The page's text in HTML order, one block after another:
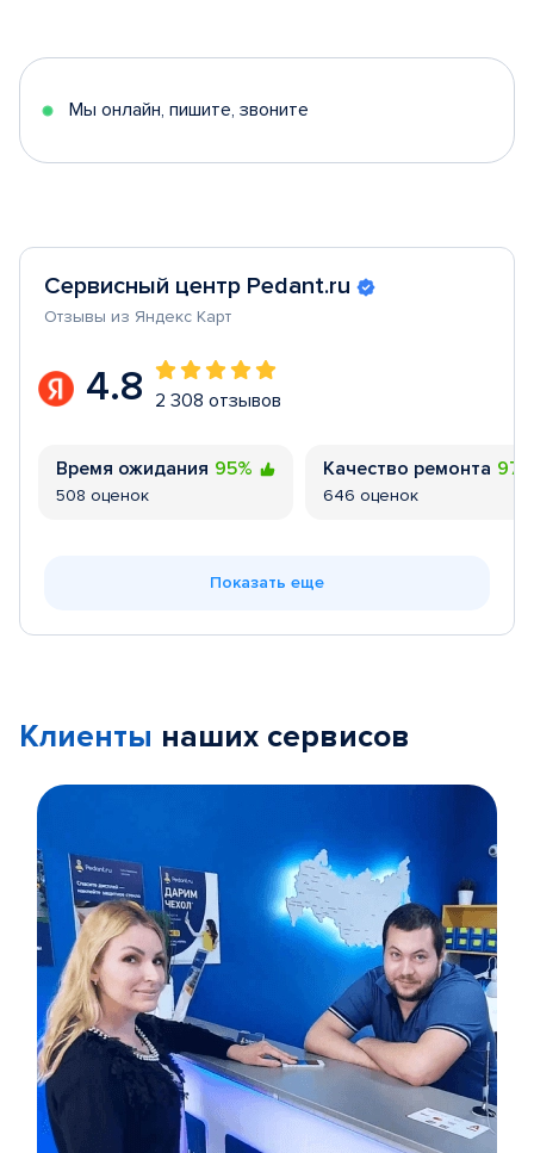
5
Мы онлайн, пишите, звоните
Сервисный центр Pedant.ru
Отзывы из Яндекс Карт
4.8 2 308 отзывов
Время ожидания 95%
508 оценок
Качество ремонта
646 оценок
Показать еще
Клиенты наших сервисов